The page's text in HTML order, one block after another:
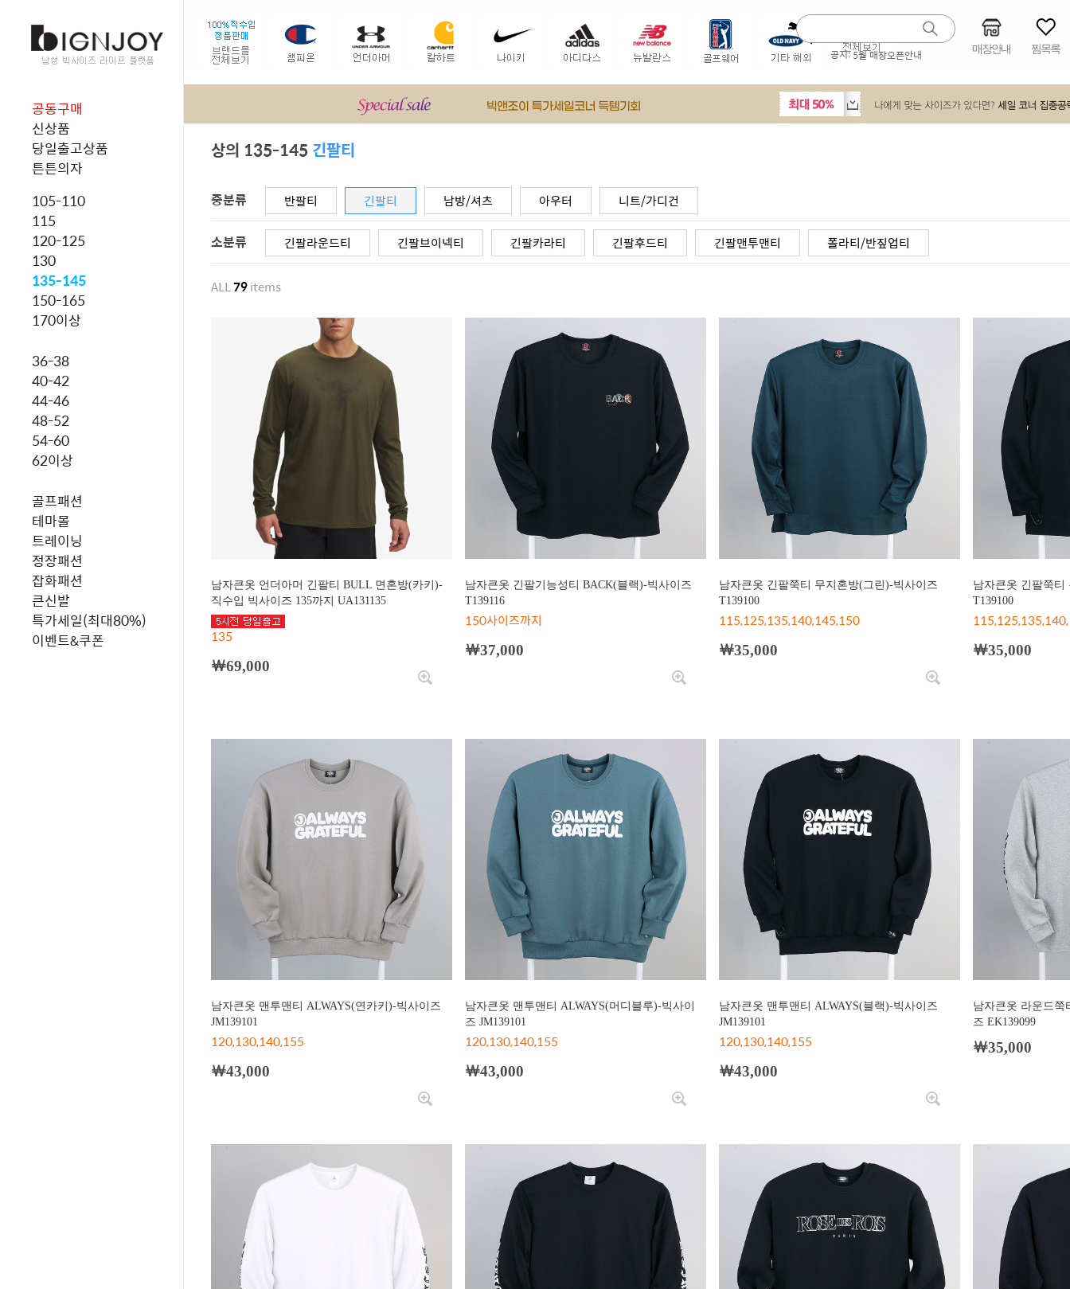
공지:5월 매장오픈안내 매장안내 찜목록
공동구매
신상품
당일출고상품
튼튼의자
105-110
115
120-125
130
135-145
150-165
170이상
36-38
40-42
44-46
48-52
54-60
62이상
골프패션
테마몰
트레이닝
정장패션
잡화패션
큰신발
특가세일(최대80%)
이벤트&쿠폰
상의 135-145 긴팔티
중분류 반팔티 긴팔티 남방/셔츠 아우터 니트/가디건
소분류 긴팔라운드티 긴팔브이넥티 긴팔카라티 긴팔후드티 긴팔맨투맨티 폴라티/반짚업티
ALL79items
남자큰옷 언더아머 긴팔티 BULL 면혼방(카키)-
직수입 빅사이즈 135까지 UA131135
135
￦69,000
남자큰옷 긴팔기능성티 BACK(블랙)-빅사이즈
T139116
150사이즈까지
￦37,000
남자큰옷 긴팔쭉티 무지혼방(그린)-빅사이즈
T139100
115,125,135,140,145,150
￦35,000
남자큰옷 긴팔쭉티
T139100
￦35,000
남자큰옷 맨투맨티 ALWAYS(연카키)-빅사이즈
JM139101
120,130,140,155
￦43,000
남자큰옷 맨투맨티 ALWAYS(머디블루)-빅사이
즈 JM139101
120,130,140,155
￦43,000
남자큰옷 맨투맨티 ALWAYS(블랙)-빅사이즈
JM139101
120,130,140,155
￦43,000
남자큰옷 라운드쭉
즈 EK139099
￦35,000